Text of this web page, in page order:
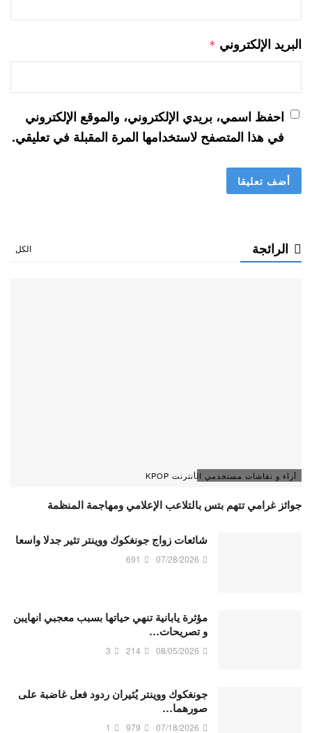
البريد الإلكتروني *
احفظ اسمي، بريدي الإلكتروني، والموقع الإلكتروني
في هذا المتصفح لاستخدامها المرة المقبلة في تعليقي.
الرائجة الكل
آراء و نقاشات مستخدمي الأنترنت KPOP
جوائز غرامي تتهم بتس بالتلاعب الإعلامي ومهاجمة المنظمة
شائعات زواج جونغكوك ووينتر تثير جدلا واسعا
07/28/2026
691
مؤثرة يابانية تنهي حياتها بسبب معجبي انهايبن
و تصريحات…
08/05/2026
214
3
جونغكوك ووينتر يُثيران ردود فعل غاضبة على
صورهما…
07/18/2026
979
1